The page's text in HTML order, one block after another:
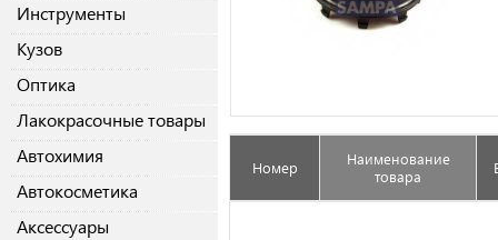
Инструменты
Кузов
Оптика
Лакокрасочные товары
Автохимия
Автокосметика
Аксессуары
Номер
Наименование
товара